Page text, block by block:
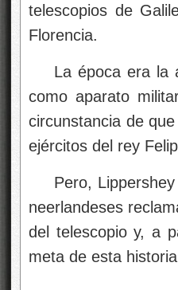
telescopios de
Florencia.
La época era la
como aparato
circunstancia de
ejércitos del rey
Pero,
neerlandeses
del telescopio y, a
meta de esta